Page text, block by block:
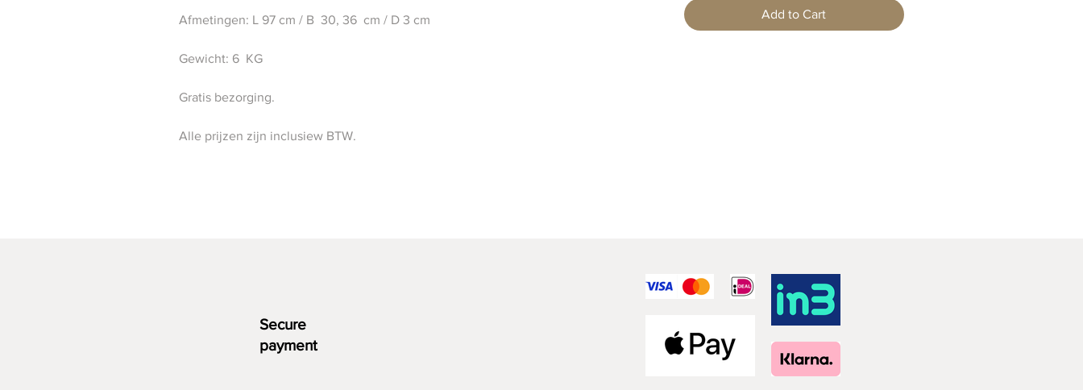
Afmetingen: L 97 cm / B 30, 36 cm / D 3 cm
Gewicht: 6 KG
Gratis bezorging.
Alle prijzen zijn inclusiew BTW.
Add to Cart
Secure
payment